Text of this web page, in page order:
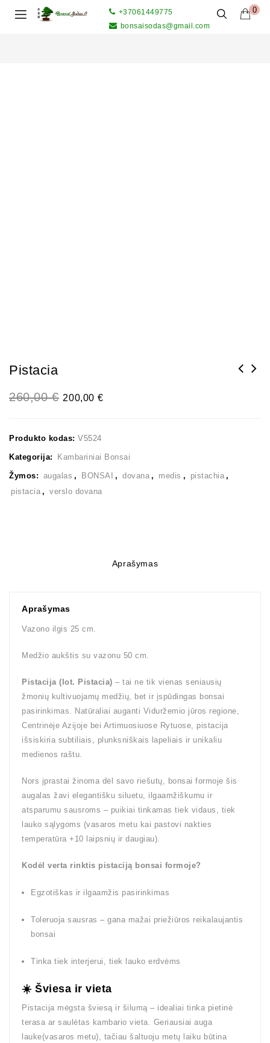
0
+37061449775
bonsaisodas@gmail.com
Pistacia
260,00€ 200,00 €
Produkto kodas: V5524
Kategorija: Kambariniai Bonsai
Žymos: augalas , BONSAI , dovana , medis , pistachia ,
pistacia , verslo dovana
Aprašymas
Aprašymas
Vazono ilgis 25 cm.
Medžio aukštis su vazonu 50 cm.
Pistacija (lot. Pistacia) – tai ne tik vienas seniausių
žmonių kultivuojamų medžių, bet ir įspūdingas bonsai
pasirinkimas. Natūraliai auganti Viduržemio jūros regione,
Centrinėje Azijoje bei Artimuosiuose Rytuose, pistacija
išsiskiria subtiliais, plunksniškais lapeliais ir unikaliu
medienos raštu.
Nors įprastai žinoma dėl savo riešutų, bonsai formoje šis
augalas žavi elegantišku siluetu, ilgaamžiškumu ir
atsparumu sausroms – puikiai tinkamas tiek vidaus, tiek
lauko sąlygoms (vasaros metu kai pastovi nakties
temperatūra +10 laipsnių ir daugiau).
Kodėl verta rinktis pistaciją bonsai formoje?
Egzotiškas ir ilgaamžis pasirinkimas
Toleruoja sausras – gana mažai priežiūros reikalaujantis
bonsai
Tinka tiek interjerui, tiek lauko erdvėms
☀️ Šviesa ir vieta
Pistacija mėgsta šviesą ir šilumą – idealiai tinka pietinė
terasa ar saulėtas kambario vieta. Geriausiai auga
lauke(vasaros metu), tačiau šaltuoju metų laiku būtina